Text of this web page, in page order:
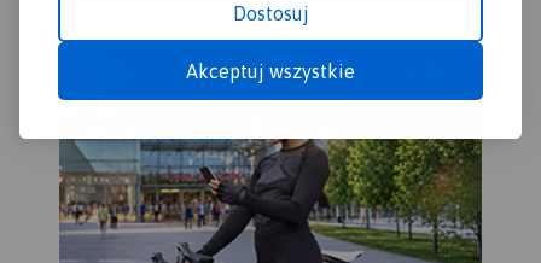
Dostosuj
Akceptuj wszystkie